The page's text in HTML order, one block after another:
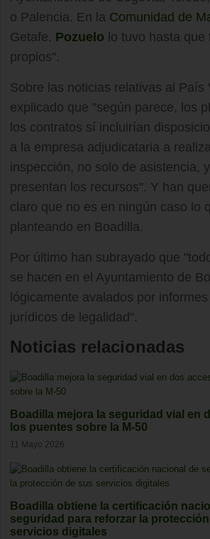
o Palencia. En la Comunidad de
Getafe. Pozuelo lo tuvo hasta
propios".
Sobre las noticias relativas al País
explicado que "según parece, los
los contratos sí incluirían
a la empresa adjudicataria a
inspección, no solo de asistencia,
presentan los recursos". Y han
claro que no es en ningún caso lo
planteando en Boadilla.
Por último han subrayado que
se hacen en el Ayuntamiento de
lógicamente avalados por
jurídicos de legalidad".
Noticias relacionadas
Boadilla mejora la seguridad vial en
los puentes sobre la M-50
11 Mayo 2026
Boadilla obtiene la certificación
seguridad para reforzar la
servicios digitales